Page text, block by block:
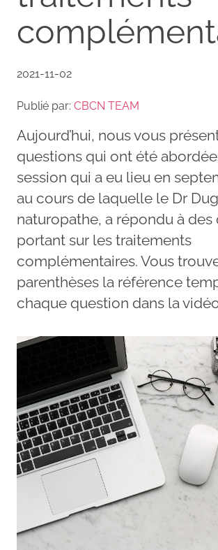
2021-11-02
Publié par: CBCN TEAM
Aujourd’hui, nous vous
questions qui ont été
session qui a eu lieu en
au cours de laquelle le Dr
naturopathe, a répondu à des
portant sur les traitements
complémentaires. Vous
parenthèses la référence
chaque question dans la